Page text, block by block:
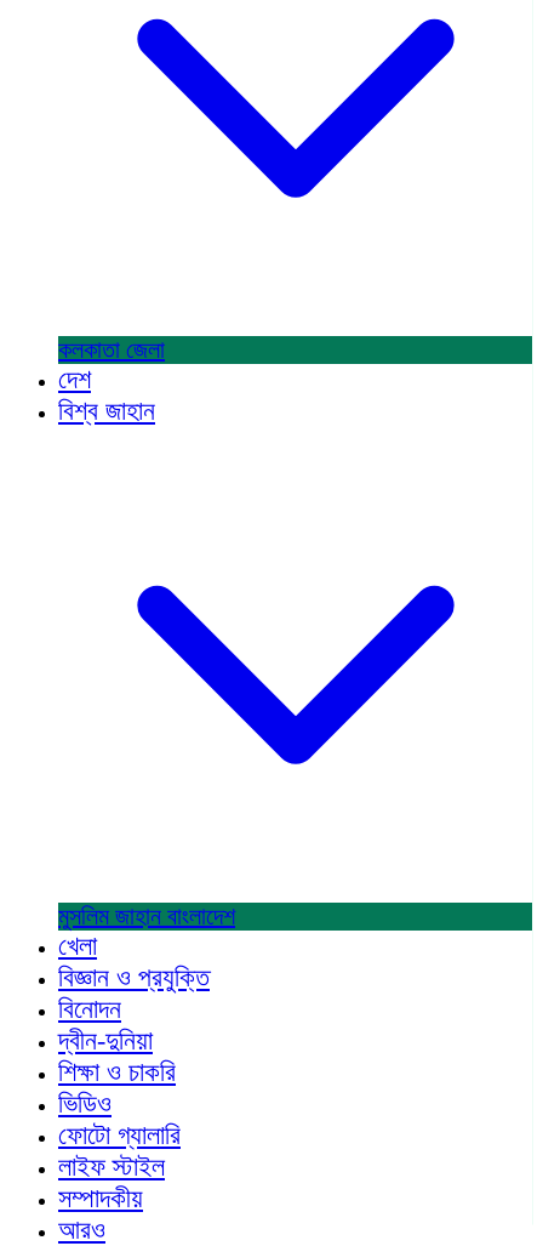
কলকাতা জেলা
দেশ
বিশ্ব জাহান
মুসলিম জাহান বাংলাদেশ
খেলা
বিজ্ঞান ও প্রযুক্তি
বিনোদন
দ্বীন-দুনিয়া
শিক্ষা ও চাকরি
ভিডিও
ফোটো গ্যালারি
লাইফ স্টাইল
সম্পাদকীয়
আরও